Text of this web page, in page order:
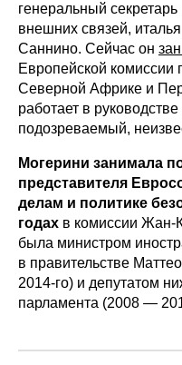
генеральный
внешних связей,
Саннино. Сейчас он
Европейской комиссии
Северной Африке и
работает в
подозреваемый,
Могерини занимала
представителя
делам и политике
годах в комиссии Жан-
была министром
в правительстве
2014-го) и депутатом
парламента (2008 —